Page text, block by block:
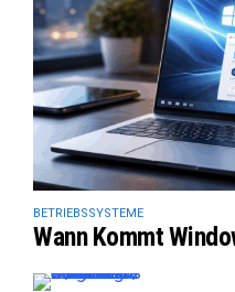
BETRIEBSSYSTEME
Wann Kommt